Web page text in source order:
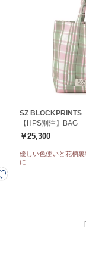
SZ BLOCKPRINTS
【HPS別注】BAG
￥25,300
優しい色使いと花柄
に